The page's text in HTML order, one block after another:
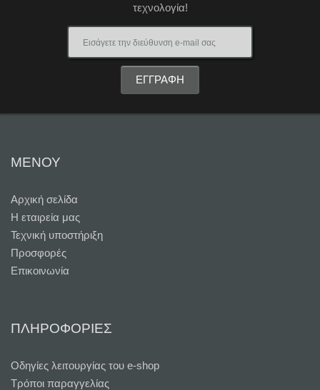
τεχνολογία!
ΜΕΝΟΥ
Αρχική σελίδα
Η εταιρεία μας
Τεχνική υποστήριξη
Προσφορές
Επικοινωνία
ΠΛΗΡΟΦΟΡΙΕΣ
Oδηγίες λειτουργίας του e-shop
Τρόποι παραγγελίας